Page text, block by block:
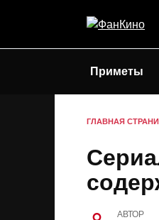
Приметы
ГЛАВНАЯ
АВТОР